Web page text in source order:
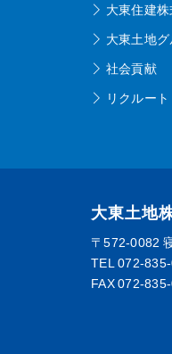
大東住建
大東土地
社会貢献
リクルート
大東土地
〒572-0082
TEL072-835-
FAX 072-